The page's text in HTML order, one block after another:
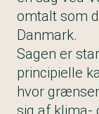
omtalt som
Danmark.
Sagen er
principielle
hvor
sig af klima-